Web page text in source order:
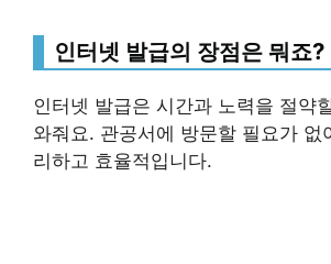
인터넷 발급의 장점은 뭐죠?
인터넷 발급은 시간과 노력을 절약
와줘요. 관공서에 방문할 필요가 없
리하고 효율적입니다.